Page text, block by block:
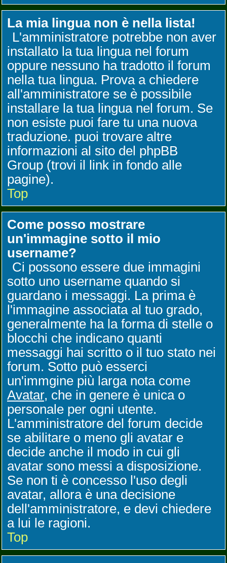
La mia lingua non è nella lista!
L'amministratore potrebbe non aver
installato la tua lingua nel forum
oppure nessuno ha tradotto il forum
nella tua lingua. Prova a chiedere
all'amministratore se è possibile
installare la tua lingua nel forum. Se
non esiste puoi fare tu una nuova
traduzione. puoi trovare altre
informazioni al sito del phpBB
Group (trovi il link in fondo alle
pagine).
Top
Come posso mostrare
un'immagine sotto il mio
username?
Ci possono essere due immagini
sotto uno username quando si
guardano i messaggi. La prima è
l'immagine associata al tuo grado,
generalmente ha la forma di stelle o
blocchi che indicano quanti
messaggi hai scritto o il tuo stato nei
forum. Sotto può esserci
un'immgine più larga nota come
Avatar, che in genere è unica o
personale per ogni utente.
L'amministratore del forum decide
se abilitare o meno gli avatar e
decide anche il modo in cui gli
avatar sono messi a disposizione.
Se non ti è concesso l'uso degli
avatar, allora è una decisione
dell'amministratore, e devi chiedere
a lui le ragioni.
Top